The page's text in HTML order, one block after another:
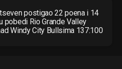
postigao 22 poena i 14
pobedi Rio Grande Valley
Windy City Bullsima 137:100